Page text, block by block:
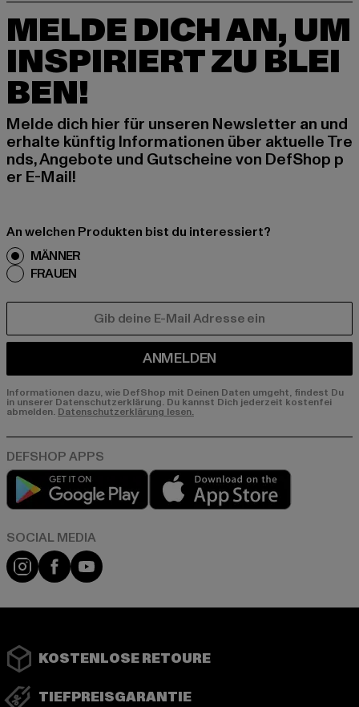
MELDE DICH AN, UM
INSPIRIERT ZU BLEI
BEN!
Melde dich hier für unseren Newsletter an und
erhalte künftig Informationen über aktuelle Tre
nds, Angebote und Gutscheine von DefShop p
er E-Mail!
An welchen Produkten bist du interessiert?
MÄNNER
FRAUEN
ANMELDEN
Informationen dazu, wie DefShop mit Deinen Daten umgeht, findest Du
in unserer Datenschutzerklärung. Du kannst Dich jederzeit kostenfei
abmelden. Datenschutzerklärung lesen.
Play market
Instagram
FacebookYouTube
KOSTENLOSE RETOURE
TIEFPREISGARANTIE